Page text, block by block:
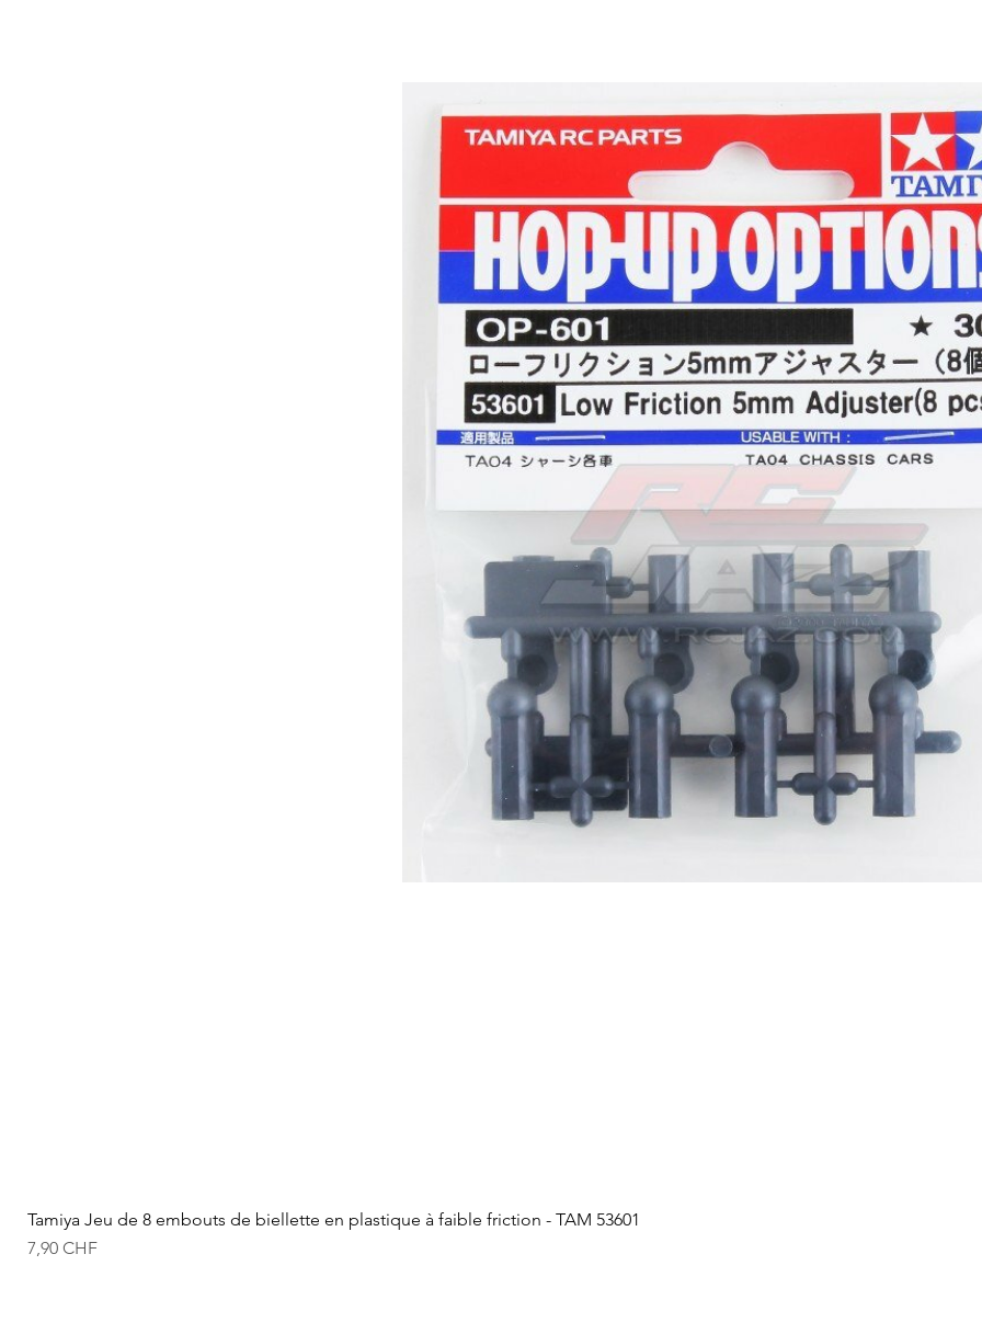
Tamiya Jeu de 8 embouts de biellette en plastique à faible friction - TAM 53601
Prix
7,90 CHF